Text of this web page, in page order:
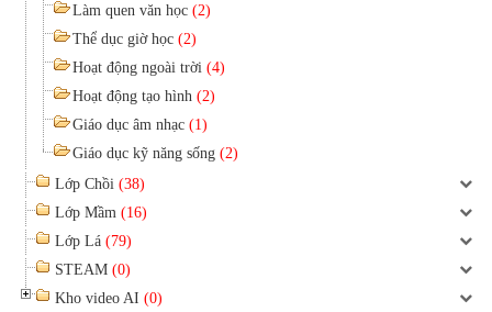
Làm quen văn học (2)
Thể dục giờ học (2)
Hoạt động ngoài trời (4)
Hoạt động tạo hình (2)
Giáo dục âm nhạc (1)
Giáo dục kỹ năng sống (2)
Lớp Chồi (38)
Lớp Mầm (16)
Lớp Lá (79)
STEAM (0)
Kho video AI (0)